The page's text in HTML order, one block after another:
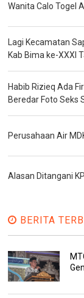
Wanita Calo Togel
Lagi Kecamatan
Kab Bima ke-XXXI
Habib Rizieq Ada
Beredar Foto Seks
Perusahaan Air
Alasan Ditangani
BERITA